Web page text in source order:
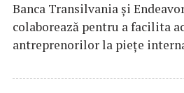
Banca Transilvania şi
colaborează pentru a facilita
antreprenorilor la pieţe